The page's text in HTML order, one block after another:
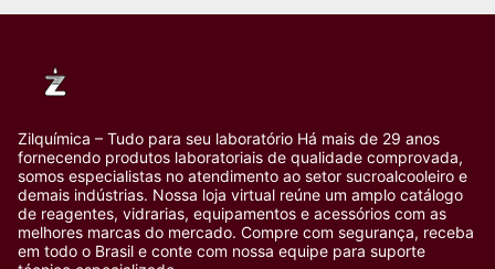
Zilquímica – Tudo para seu laboratório Há mais de 29 anos
fornecendo produtos laboratoriais de qualidade comprovada,
somos especialistas no atendimento ao setor sucroalcooleiro e
demais indústrias. Nossa loja virtual reúne um amplo catálogo
de reagentes, vidrarias, equipamentos e acessórios com as
melhores marcas do mercado. Compre com segurança, receba
em todo o Brasil e conte com nossa equipe para suporte